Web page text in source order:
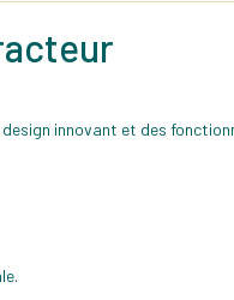
innovant et des